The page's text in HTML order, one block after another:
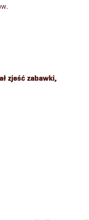
zjeść zabawki,